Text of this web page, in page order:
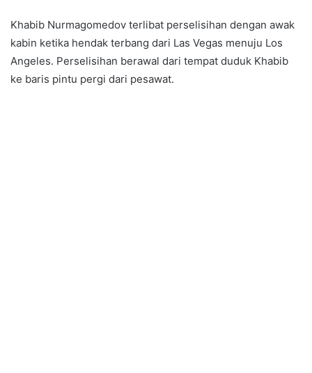
Khabib Nurmagomedov terlibat perselisihan dengan awak
kabin ketika hendak terbang dari Las Vegas menuju Los
Angeles. Perselisihan berawal dari tempat duduk Khabib
ke baris pintu pergi dari pesawat.